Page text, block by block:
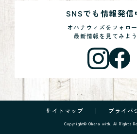
SNSでも情報発信
オハナウィズをフォロ
最新情報を見てみよう
サイトマップ プライバ
Copyright© Ohana with. All Rights